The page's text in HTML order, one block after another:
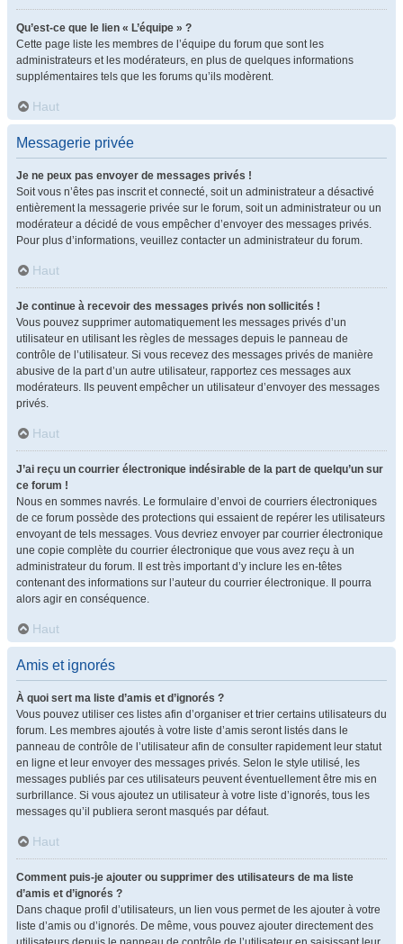
Qu’est-ce que le lien « L’équipe » ?
Cette page liste les membres de l’équipe du forum que sont les
administrateurs et les modérateurs, en plus de quelques informations
supplémentaires tels que les forums qu’ils modèrent.
Haut
Messagerie privée
Je ne peux pas envoyer de messages privés !
Soit vous n’êtes pas inscrit et connecté, soit un administrateur a désactivé
entièrement la messagerie privée sur le forum, soit un administrateur ou un
modérateur a décidé de vous empêcher d’envoyer des messages privés.
Pour plus d’informations, veuillez contacter un administrateur du forum.
Haut
Je continue à recevoir des messages privés non sollicités !
Vous pouvez supprimer automatiquement les messages privés d’un
utilisateur en utilisant les règles de messages depuis le panneau de
contrôle de l’utilisateur. Si vous recevez des messages privés de manière
abusive de la part d’un autre utilisateur, rapportez ces messages aux
modérateurs. Ils peuvent empêcher un utilisateur d’envoyer des messages
privés.
Haut
J’ai reçu un courrier électronique indésirable de la part de quelqu’un sur
ce forum !
Nous en sommes navrés. Le formulaire d’envoi de courriers électroniques
de ce forum possède des protections qui essaient de repérer les utilisateurs
envoyant de tels messages. Vous devriez envoyer par courrier électronique
une copie complète du courrier électronique que vous avez reçu à un
administrateur du forum. Il est très important d’y inclure les en-têtes
contenant des informations sur l’auteur du courrier électronique. Il pourra
alors agir en conséquence.
Haut
Amis et ignorés
À quoi sert ma liste d’amis et d’ignorés ?
Vous pouvez utiliser ces listes afin d’organiser et trier certains utilisateurs du
forum. Les membres ajoutés à votre liste d’amis seront listés dans le
panneau de contrôle de l’utilisateur afin de consulter rapidement leur statut
en ligne et leur envoyer des messages privés. Selon le style utilisé, les
messages publiés par ces utilisateurs peuvent éventuellement être mis en
surbrillance. Si vous ajoutez un utilisateur à votre liste d’ignorés, tous les
messages qu’il publiera seront masqués par défaut.
Haut
Comment puis-je ajouter ou supprimer des utilisateurs de ma liste
d’amis et d’ignorés ?
Dans chaque profil d’utilisateurs, un lien vous permet de les ajouter à votre
liste d’amis ou d’ignorés. De même, vous pouvez ajouter directement des